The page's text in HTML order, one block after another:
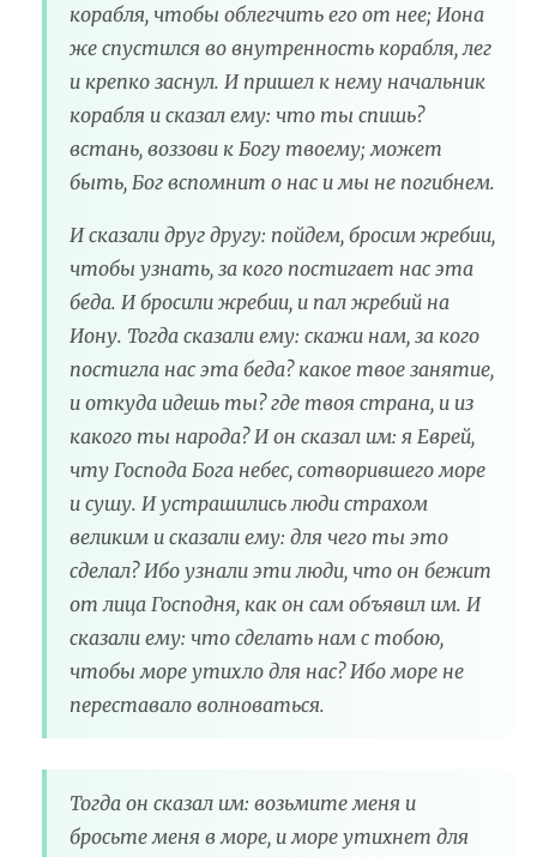
корабля, чтобы облегчить его от нее; Иона
же спустился во внутренность корабля, лег
и крепко заснул. И пришел к нему начальник
корабля и сказал ему: что ты спишь?
встань, воззови к Богу твоему; может
быть, Бог вспомнит о нас и мы не погибнем.
И сказали друг другу: пойдем, бросим жребии,
чтобы узнать, за кого постигает нас эта
беда. И бросили жребии, и пал жребий на
Иону. Тогда сказали ему: скажи нам, за кого
постигла нас эта беда? какое твое занятие,
и откуда идешь ты? где твоя страна, и из
какого ты народа? И он сказал им: я Еврей,
чту Господа Бога небес, сотворившего море
и сушу. И устрашились люди страхом
великим и сказали ему: для чего ты это
сделал? Ибо узнали эти люди, что он бежит
от лица Господня, как он сам объявил им. И
сказали ему: что сделать нам с тобою,
чтобы море утихло для нас? Ибо море не
переставало волноваться.
Тогда он сказал им: возьмите меня и
бросьте меня в море, и море утихнет для